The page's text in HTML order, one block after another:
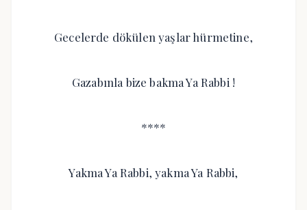
Gecelerde dökülen yaşlar hürmetine,
Gazabınla bize bakma Ya Rabbi !
****
Yakma Ya Rabbi, yakma Ya Rabbi,